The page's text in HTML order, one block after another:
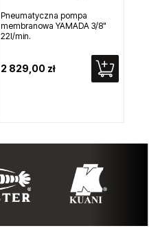
Pneumatyczna pompa
membranowa YAMADA 3/8"
22l/min.
2 829,00 zł